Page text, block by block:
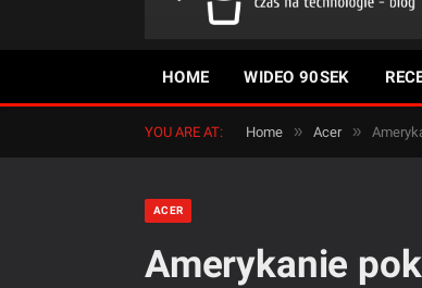
HOME WIDEO 90SEK
YOU ARE AT: Home » Acer »
ACER
Amerykanie